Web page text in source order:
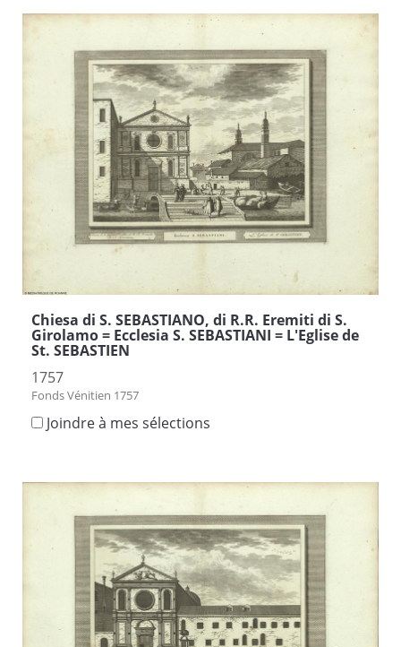
Chiesa di S. SEBASTIANO, di R.R. Eremiti di S.
Girolamo = Ecclesia S. SEBASTIANI = L'Eglise de
St. SEBASTIEN
1757
Fonds Vénitien 1757
Joindre à mes sélections